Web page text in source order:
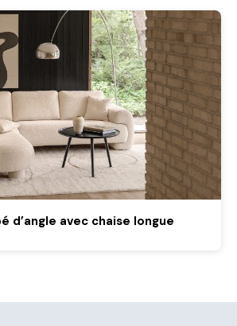
d’angle avec chaise longue